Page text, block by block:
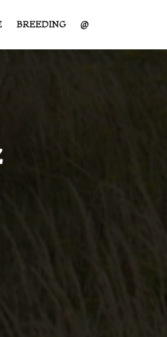
BREEDING @